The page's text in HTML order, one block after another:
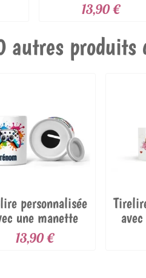
13,90 €
autres produits
personnalisée
une manette
de...
13,90 €